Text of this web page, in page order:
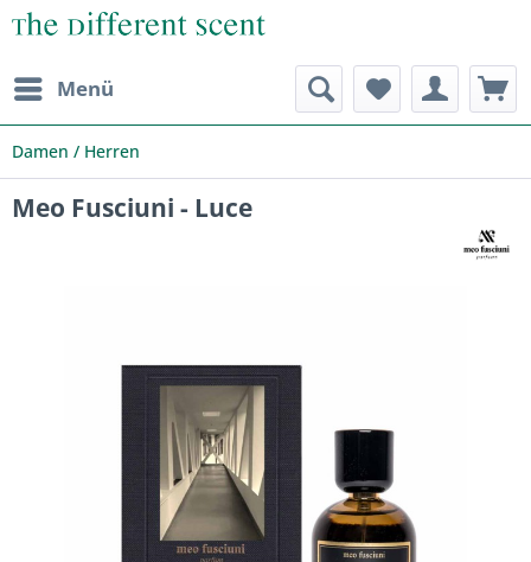
Menü
Damen / Herren
Meo Fusciuni - Luce